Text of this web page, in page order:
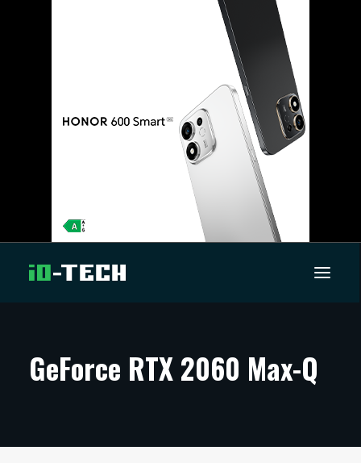
ARTIKKELIT
TECHBBS
GeForce RTX 2060 Max-Q